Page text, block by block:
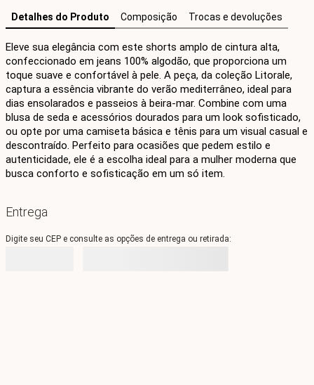
Detalhes do Produto Composição Trocas e devoluções
Eleve sua elegância com este shorts amplo de cintura alta,
confeccionado em jeans 100% algodão, que proporciona um
toque suave e confortável à pele. A peça, da coleção Litorale,
captura a essência vibrante do verão mediterrâneo, ideal para
dias ensolarados e passeios à beira-mar. Combine com uma
blusa de seda e acessórios dourados para um look sofisticado,
ou opte por uma camiseta básica e tênis para um visual casual e
descontraído. Perfeito para ocasiões que pedem estilo e
autenticidade, ele é a escolha ideal para a mulher moderna que
busca conforto e sofisticação em um só item.
Entrega
Digite seu CEP e consulte as opções de entrega ou retirada: